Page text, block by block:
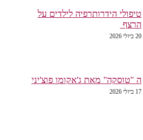
טיפולי הידרותרפיה לילדים על
הרצף
20 ביולי 2026
ה "טוסקה" מאת ג'אקומו פוצ'יני
17 ביולי 2026